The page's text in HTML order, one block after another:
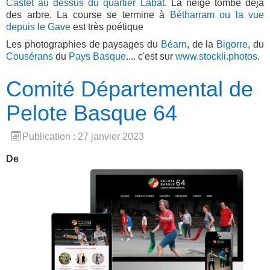
Castet au dessus du quartier Labat. La neige tombe déjà
des arbre. La course se termine à
Bétharram ou la vue
depuis le Gave est très poétique
Les photographies de paysages du Béarn, de la Bigorre, du
Cousérans du Pays Basque.... c'est sur www.stockli.photos.
Comité Départemental de
Pelote Basque 64
Publication : 27 janvier 2023
De